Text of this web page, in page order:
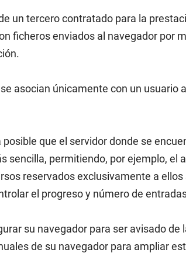
un tercero contratado para la
ficheros enviados al navegador por
asocian únicamente con un
que el servidor donde se
sencilla, permitiendo, por ejemplo,
reservados exclusivamente a
el progreso y número de
su navegador para ser avisado
de su navegador para ampliar